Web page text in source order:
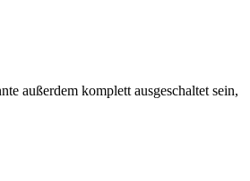
außerdem komplett ausgeschaltet sein,